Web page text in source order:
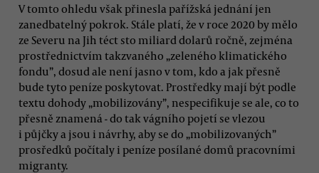
V tomto ohledu však přinesla pařížská jednání jen
zanedbatelný pokrok. Stále platí, že v roce 2020 by mělo
ze Severu na Jih téct sto miliard dolarů ročně, zejména
prostřednictvím takzvaného „zeleného klimatického
fondu”, dosud ale není jasno v tom, kdo a jak přesně
bude tyto peníze poskytovat. Prostředky mají být podle
textu dohody „mobilizovány”, nespecifikuje se ale, co to
přesně znamená - do tak vágního pojetí se vlezou
i půjčky a jsou i návrhy, aby se do „mobilizovaných”
prosředků počítaly i peníze posílané domů pracovními
migranty.